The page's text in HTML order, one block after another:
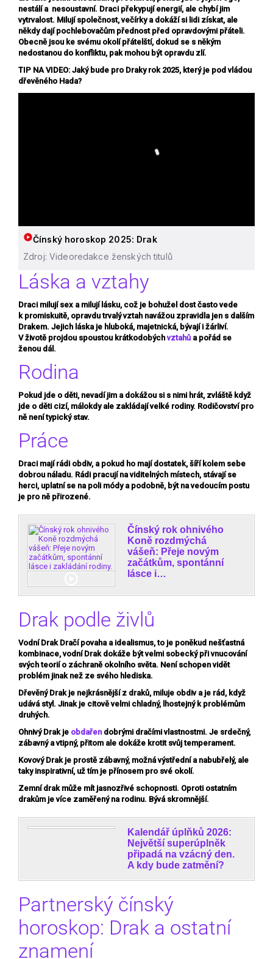
nestálí a nesoustavní. Draci překypují energií, ale chybí jim
vytrvalost. Milují společnost, večírky a dokáží si lidi získat, ale
někdy dají pochlebovačům přednost před opravdovými přáteli.
Obecně jsou ke svému okolí přátelští, dokud se s někým
nedostanou do konfliktu, pak mohou být opravdu zlí.
TIP NA VIDEO: Jaký bude pro Draky rok 2025, který je pod vládou
dřevěného Hada?
Čínský horoskop 2025: Drak
Zdroj: Videoredakce ženských titulů
Láska a vztahy
Draci milují sex a milují lásku, což je bohužel dost často vede
k promiskuitě, opravdu trvalý vztah navážou zpravidla jen s dalším
Drakem. Jejich láska je hluboká, majetnická, bývají i žárliví.
V životě projdou spoustou krátkodobýchvztahů a pořád se
ženou dál.
Rodina
Pokud jde o děti, nevadí jim a dokážou si s nimi hrát, zvláště když
jde o děti cizí, málokdy ale zakládají velké rodiny. Rodičovství pro
ně není typický stav.
Práce
Draci mají rádi obdiv, a pokud ho mají dostatek, šíří kolem sebe
dobrou náladu. Rádi pracují na viditelných místech, stávají se
herci, uplatní se na poli módy a podobně, být na vedoucím postu
je pro ně přirozené.
Čínský rok ohnivého
Koně rozdmýchá
vášeň: Přeje novým
začátkům, spontánní
lásce i…
Drak podle živlů
Vodní Drak Dračí povaha a idealismus, to je poněkud nešťastná
kombinace, vodní Drak dokáže být velmi sobecký při vnucování
svých teorií o záchraně okolního světa. Není schopen vidět
problém jinak než ze svého hlediska.
Dřevěný Drakje nejkrásnější z draků, miluje obdiv a je rád, když
udává styl. Jinak je citově velmi chladný, lhostejný k problémům
druhých.
Ohnivý Drakje obdařen dobrými dračími vlastnostmi. Je srdečný,
zábavný a vtipný, přitom ale dokáže krotit svůj temperament.
Kovový Drakje prostě zábavný, možná výstřední a nabubřelý, ale
taky inspirativní, už tím je přínosem pro své okolí.
Zemní drakmůže mít jasnozřivé schopnosti. Oproti ostatním
drakům je více zaměřený na rodinu. Bývá skromnější.
Kalendář úplňků 2026:
Největší superúplněk
připadá na vzácný den.
A kdy bude zatmění?
Partnerský čínský
horoskop: Drak a ostatní
znamení